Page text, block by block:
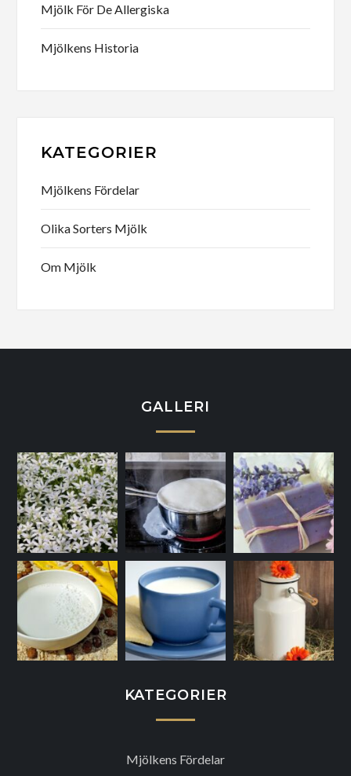
Mjölk För De Allergiska
Mjölkens Historia
KATEGORIER
Mjölkens Fördelar
Olika Sorters Mjölk
Om Mjölk
GALLERI
KATEGORIER
Mjölkens Fördelar